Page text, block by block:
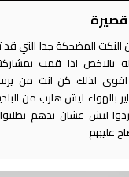
المضحكة جدا التي قد
بالاخص اذا قمت
اقوى لذلك كن انت من
بالهواء ليش هارب من
ليش عشان بدهم
عليهم